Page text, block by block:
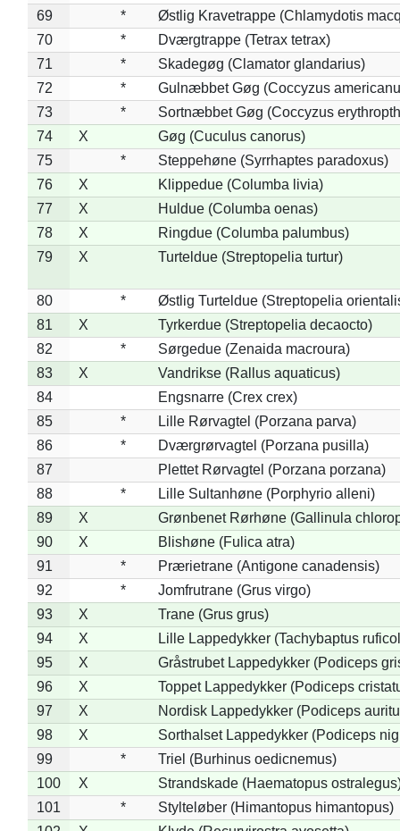
69
*
Østlig Kravetrappe (Chlamydotis
70
*
Dværgtrappe (Tetrax tetrax)
71
*
Skadegøg (Clamator glandarius)
72
*
Gulnæbbet Gøg (Coccyzus
73
*
Sortnæbbet Gøg (Coccyzus
74
X
Gøg (Cuculus canorus)
75
*
Steppehøne (Syrrhaptes paradoxus)
76
X
Klippedue (Columba livia)
77
X
Huldue (Columba oenas)
78
X
Ringdue (Columba palumbus)
79
X Turteldue (Streptopelia turtur)
80 *
Østlig Turteldue (Streptopelia
81
X
Tyrkerdue (Streptopelia decaocto)
82
*
Sørgedue (Zenaida macroura)
83
X
Vandrikse (Rallus aquaticus)
84
Engsnarre (Crex crex)
85
*
Lille Rørvagtel (Porzana parva)
86
*
Dværgrørvagtel (Porzana pusilla)
87
Plettet Rørvagtel (Porzana porzana)
88
*
Lille Sultanhøne (Porphyrio alleni)
89
X
Grønbenet Rørhøne (Gallinula
90
X
Blishøne (Fulica atra)
91
*
Prærietrane (Antigone canadensis)
92
*
Jomfrutrane (Grus virgo)
93
X
Trane (Grus grus)
94
X
Lille Lappedykker (Tachybaptus
95
X
Gråstrubet Lappedykker (Podiceps
96
X
Toppet Lappedykker (Podiceps
97
X
Nordisk Lappedykker (Podiceps
98
X
Sorthalset Lappedykker (Podiceps
99
*
Triel (Burhinus oedicnemus)
100
X
Strandskade (Haematopus
101
*
Stylteløber (Himantopus himantopus)